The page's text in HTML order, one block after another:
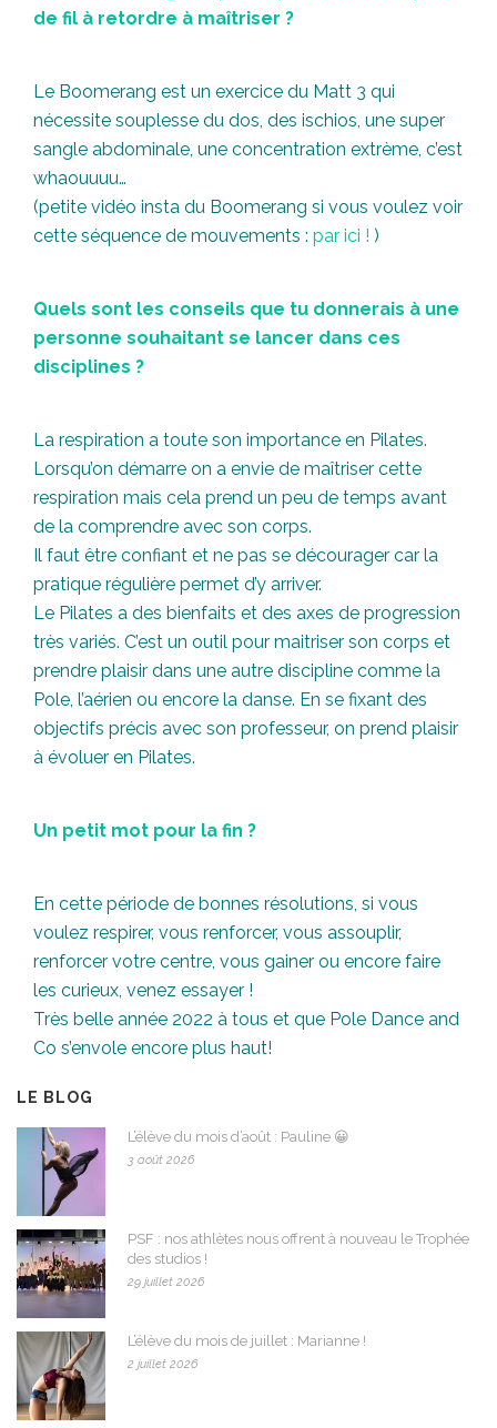
de fil à retordre à maîtriser ?
Le Boomerang est un exercice du Matt 3 qui
nécessite souplesse du dos, des ischios, une super
sangle abdominale, une concentration extrème, c’est
whaouuuu…
(petite vidéo insta du Boomerang si vous voulez voir
cette séquence de mouvements : par ici ! )
Quels sont les conseils que tu donnerais à une
personne souhaitant se lancer dans ces
disciplines ?
La respiration a toute son importance en Pilates.
Lorsqu’on démarre on a envie de maîtriser cette
respiration mais cela prend un peu de temps avant
de la comprendre avec son corps.
Il faut être confiant et ne pas se décourager car la
pratique régulière permet d’y arriver.
Le Pilates a des bienfaits et des axes de progression
très variés. C’est un outil pour maitriser son corps et
prendre plaisir dans une autre discipline comme la
Pole, l’aérien ou encore la danse. En se fixant des
objectifs précis avec son professeur, on prend plaisir
à évoluer en Pilates.
Un petit mot pour la fin ?
En cette période de bonnes résolutions, si vous
voulez respirer, vous renforcer, vous assouplir,
renforcer votre centre, vous gainer ou encore faire
les curieux, venez essayer !
Très belle année 2022 à tous et que Pole Dance and
Co s’envole encore plus haut!
LE BLOG
L’élève du mois d’août : Pauline 😀
3 août 2026
PSF : nos athlètes nous offrent à nouveau le Trophée
des studios !
29 juillet 2026
L’élève du mois de juillet : Marianne !
2 juillet 2026